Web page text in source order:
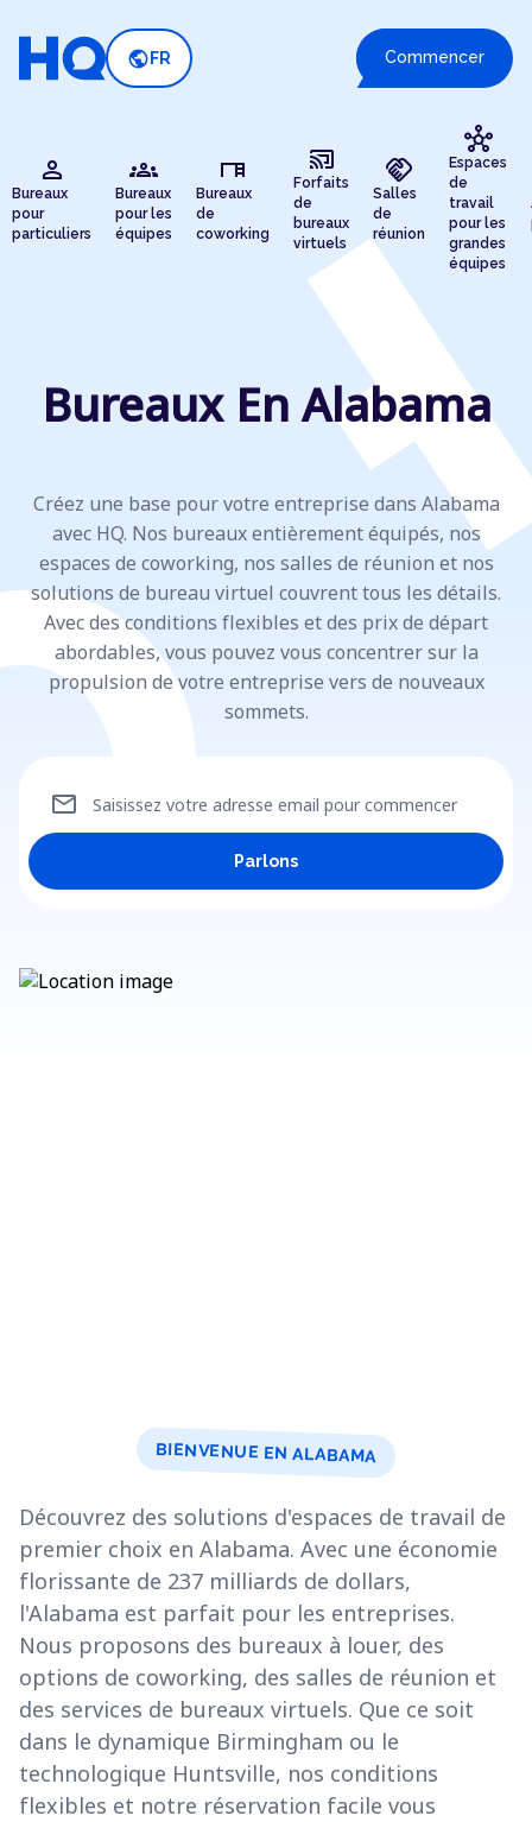
public FR Commencer
person
Bureaux
pour
particuliers
groups
Bureaux
pour les
équipes
desk
Bureaux
de
coworking
cast_connected
Forfaits
de
bureaux
virtuels
handshake
Salles
de
réunion
hub
Espaces
de
travail
pour les
grandes
équipes
Bureaux En Alabama
Créez une base pour votre entreprise dans Alabama
avec HQ. Nos bureaux entièrement équipés, nos
espaces de coworking, nos salles de réunion et nos
solutions de bureau virtuel couvrent tous les détails.
Avec des conditions flexibles et des prix de départ
abordables, vous pouvez vous concentrer sur la
propulsion de votre entreprise vers de nouveaux
sommets.
Saisissez votre adresse email pour commencer
mail
Parlons
BIENVENUE EN ALABAMA
Découvrez des solutions d'espaces de travail de
premier choix en Alabama. Avec une économie
florissante de 237 milliards de dollars,
l'Alabama est parfait pour les entreprises.
Nous proposons des bureaux à louer, des
options de coworking, des salles de réunion et
des services de bureaux virtuels. Que ce soit
dans le dynamique Birmingham ou le
technologique Huntsville, nos conditions
flexibles et notre réservation facile vous